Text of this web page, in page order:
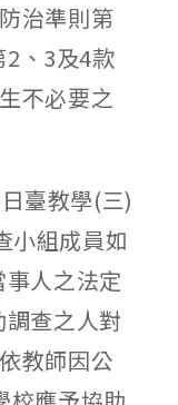
治準則第
、3及4款
不必要之
臺教學(三)
小組成員如
人之法定
查之人對
教師因公